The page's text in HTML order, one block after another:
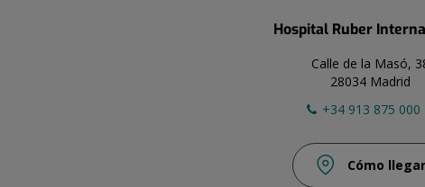
Hospital Ruber
Calle de la Masó,
28034 Madrid
+34 913 875 000
Cómo llegar